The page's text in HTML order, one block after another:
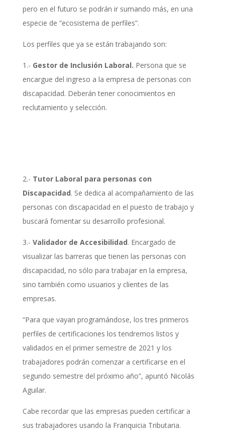
pero en el futuro se podrán ir sumando más, en una
especie de “ecosistema de perfiles”.
Los perfiles que ya se están trabajando son:
1.- Gestor de Inclusión Laboral. Persona que se
encargue del ingreso a la empresa de personas con
discapacidad. Deberán tener conocimientos en
reclutamiento y selección.
2.- Tutor Laboral para personas con
Discapacidad. Se dedica al acompañamiento de las
personas con discapacidad en el puesto de trabajo y
buscará fomentar su desarrollo profesional.
3.- Validador de Accesibilidad. Encargado de
visualizar las barreras que tienen las personas con
discapacidad, no sólo para trabajar en la empresa,
sino también como usuarios y clientes de las
empresas.
“Para que vayan programándose, los tres primeros
perfiles de certificaciones los tendremos listos y
validados en el primer semestre de 2021 y los
trabajadores podrán comenzar a certificarse en el
segundo semestre del próximo año”, apuntó Nicolás
Aguilar.
Cabe recordar que las empresas pueden certificar a
sus trabajadores usando la Franquicia Tributaria.